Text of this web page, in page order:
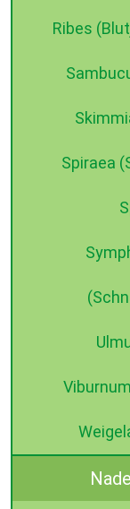
Ribes
Spiraea